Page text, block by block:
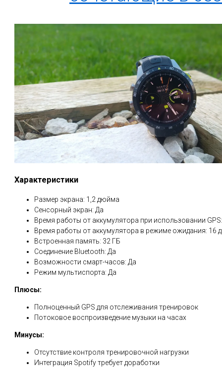
Характеристики
Размер экрана: 1,2 дюйма
Сенсорный экран: Да
Время работы от аккумулятора при использовании
Время работы от аккумулятора в режиме ожидания: 16
Встроенная память: 32 ГБ
Соединение Bluetooth: Да
Возможности смарт-часов: Да
Режим мультиспорта: Да
Плюсы:
Полноценный GPS для отслеживания тренировок
Потоковое воспроизведение музыки на часах
Минусы:
Отсутствие контроля тренировочной нагрузки
Интеграция Spotify требует доработки